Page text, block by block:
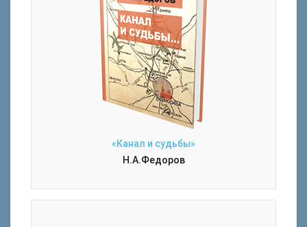
«Канал и судьбы»
Н.А.Федоров